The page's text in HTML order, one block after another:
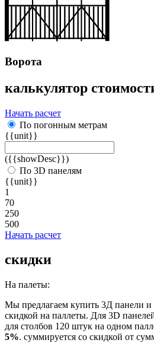
Ворота
калькулятор
Начать расчет
По погонным метрам
{{unit}}
({{showDesc}})
По 3D панелям
{{unit}}
1
70
250
500
Начать расчет
скидки
На палеты:
Мы предлагаем купить 3Д панели и
скидкой на паллеты. Для 3D
для столбов 120 штук на одном
5%. суммируется со скидкой от